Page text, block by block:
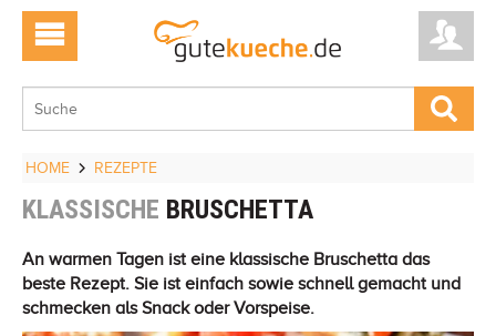
HOME REZEPTE
KLASSISCHE BRUSCHETTA
An warmen Tagen ist eine klassische Bruschetta das
beste Rezept. Sie ist einfach sowie schnell gemacht und
schmecken als Snack oder Vorspeise.